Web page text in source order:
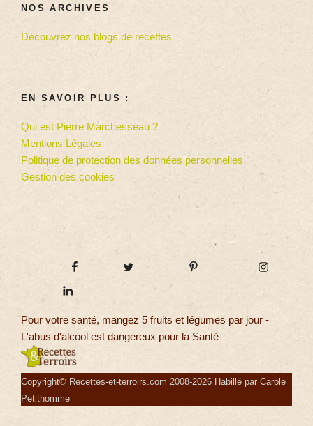
NOS ARCHIVES
Découvrez nos blogs de recettes
EN SAVOIR PLUS :
Qui est Pierre Marchesseau ?
Mentions Légales
Politique de protection des données personnelles
Gestion des cookies
Pour votre santé, mangez 5 fruits et légumes par jour -
L'abus d'alcool est dangereux pour la Santé
Copyright© Recettes-et-terroirs.com 2008-2026 Habillé par Carole
Petithomme